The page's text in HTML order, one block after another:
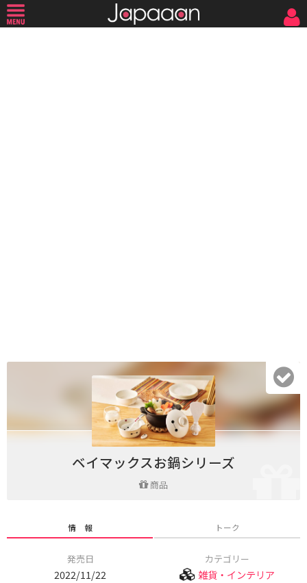
ベイマックスお鍋シリーズ
商品
情 報 トーク
発売日
2022/11/22
カテゴリー
雑貨・インテリア